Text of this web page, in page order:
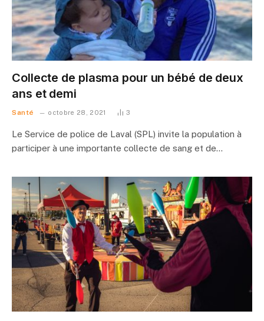
Collecte de plasma pour un bébé de deux
ans et demi
Santé octobre 28, 2021 3
Le Service de police de Laval (SPL) invite la population à
participer à une importante collecte de sang et de…